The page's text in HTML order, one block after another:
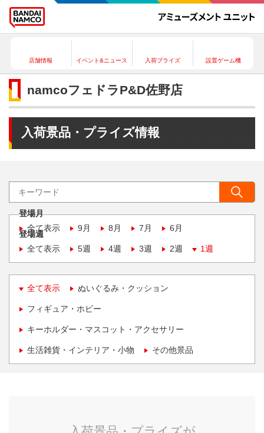
店舗情報 イベント&ニュース 入荷プライズ 設置ゲーム機
namcoフェドラP&D佐野店
入荷景品・プライズ情報
登場月
全て表示
9月 8月 7月 6月
登場週
全て表示
5週 4週 3週 2週 1週
全て表示 ぬいぐるみ・クッション
フィギュア・ホビー
キーホルダー・マスコット・アクセサリー
生活雑貨・インテリア・小物 その他景品